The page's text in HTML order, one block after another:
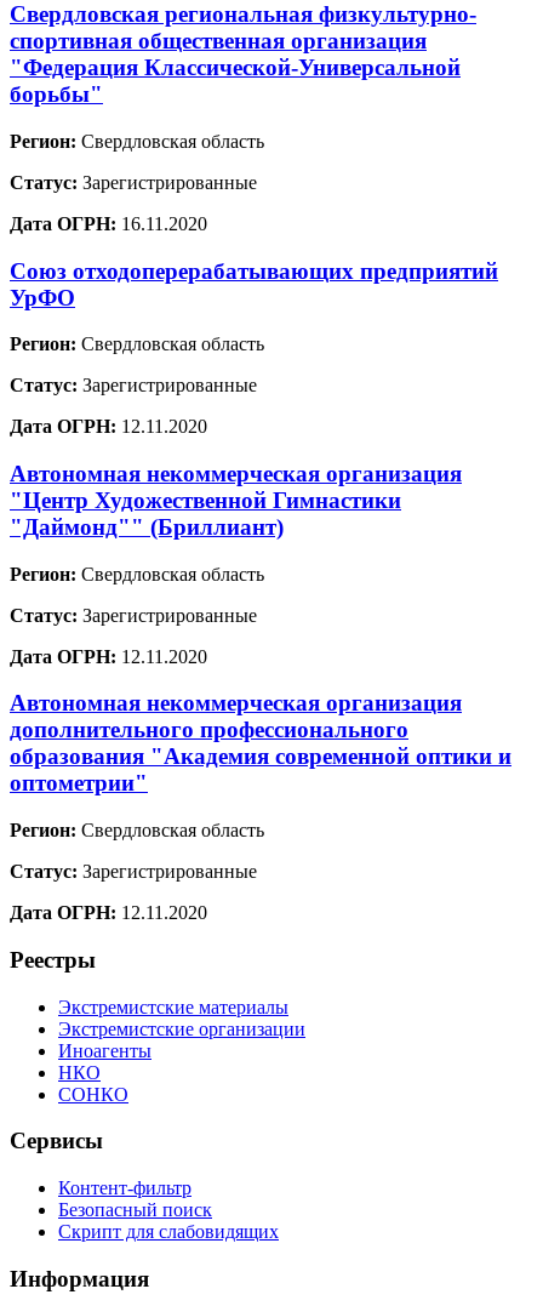
Свердловская региональная физкультурно-
спортивная общественная организация
"Федерация Классической-Универсальной
борьбы"
Регион: Свердловская область
Статус: Зарегистрированные
Дата ОГРН: 16.11.2020
Союз отходоперерабатывающих предприятий
УрФО
Регион: Свердловская область
Статус: Зарегистрированные
Дата ОГРН: 12.11.2020
Автономная некоммерческая организация
"Центр Художественной Гимнастики
"Даймонд"" (Бриллиант)
Регион: Свердловская область
Статус: Зарегистрированные
Дата ОГРН: 12.11.2020
Автономная некоммерческая организация
дополнительного профессионального
образования "Академия современной оптики и
оптометрии"
Регион: Свердловская область
Статус: Зарегистрированные
Дата ОГРН: 12.11.2020
Реестры
Экстремистские материалы
Экстремистские организации
Иноагенты
НКО
СОНКО
Сервисы
Контент-фильтр
Безопасный поиск
Скрипт для слабовидящих
Информация